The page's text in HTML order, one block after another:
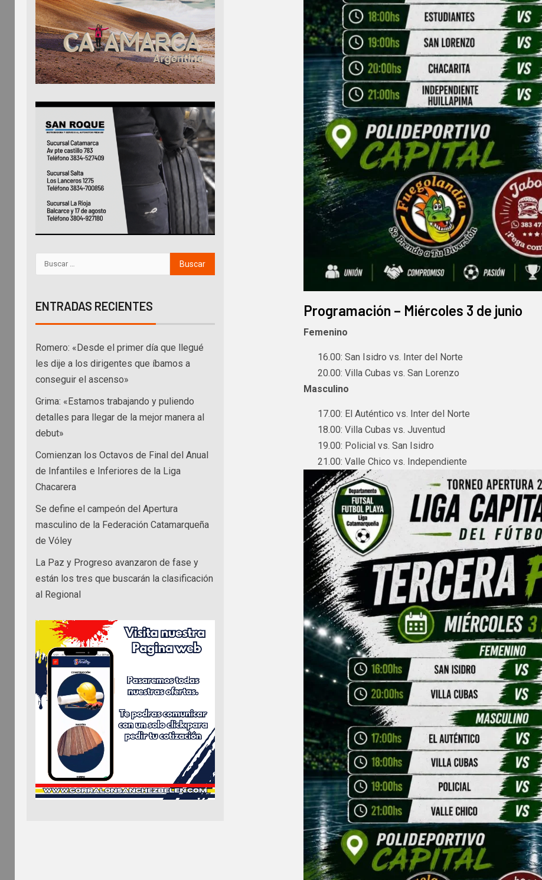
Programación – Miércoles 3 de junio
Femenino
16.00: San Isidro vs. Inter del Norte
20.00: Villa Cubas vs. San Lorenzo
Masculino
17.00: El Auténtico vs. Inter del Norte
18.00: Villa Cubas vs. Juventud
19.00: Policial vs. San Isidro
21.00: Valle Chico vs. Independiente
ENTRADAS RECIENTES
Romero: «Desde el primer día que llegué
les dije a los dirigentes que íbamos a
conseguir el ascenso»
Grima: «Estamos trabajando y puliendo
detalles para llegar de la mejor manera al
debut»
Comienzan los Octavos de Final del Anual
de Infantiles e Inferiores de la Liga
Chacarera
Se define el campeón del Apertura
masculino de la Federación Catamarqueña
de Vóley
La Paz y Progreso avanzaron de fase y
están los tres que buscarán la clasificación
al Regional